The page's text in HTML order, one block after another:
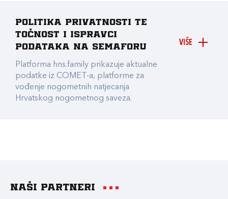
VIŠE
Politika privatnosti te
točnost i ispravci
podataka na Semaforu
Platforma hns.family prikazuje aktualne
podatke iz COMET-a, platforme za
vođenje nogometnih natjecanja
Hrvatskog nogometnog saveza.
Naši partneri